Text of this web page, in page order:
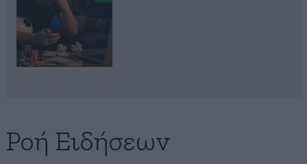
Ροή Ειδήσεων